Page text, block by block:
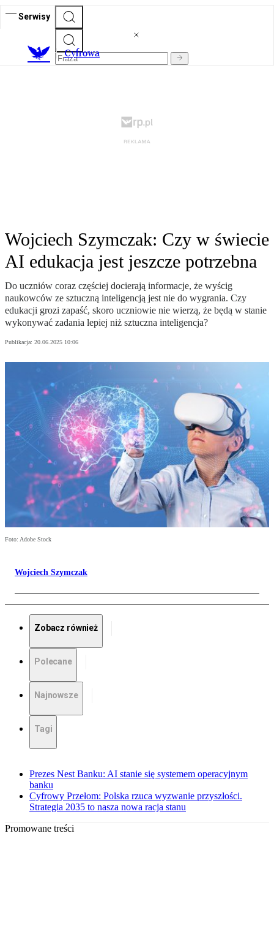
Serwisy
Cyfrowa
Wojciech Szymczak: Czy w świecie
AI edukacja jest jeszcze potrzebna
Do uczniów coraz częściej docierają informacje, że wyścig
naukowców ze sztuczną inteligencją jest nie do wygrania. Czy
edukacji grozi zapaść, skoro uczniowie nie wierzą, że będą w stanie
wykonywać zadania lepiej niż sztuczna inteligencja?
Publikacja: 20.06.2025 10:06
Foto: Adobe Stock
Wojciech Szymczak
Zobacz również
Polecane
Najnowsze
Tagi
Prezes Nest Banku: AI stanie się systemem operacyjnym
banku
Cyfrowy Przełom: Polska rzuca wyzwanie przyszłości.
Strategia 2035 to nasza nowa racja stanu
Promowane treści